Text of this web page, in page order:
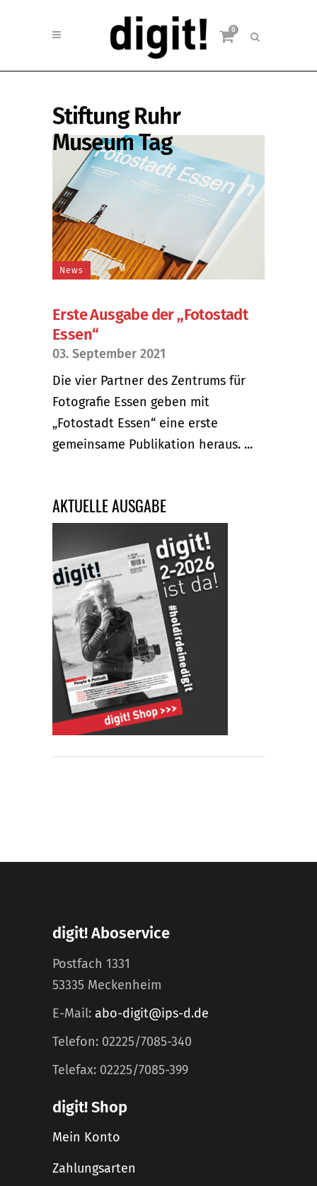
0
Stiftung Ruhr
Museum Tag
News
Erste Ausgabe der „Fotostadt
Essen“
03. September 2021
Die vier Partner des Zentrums für
Fotografie Essen geben mit
„Fotostadt Essen“ eine erste
gemeinsame Publikation heraus. ...
AKTUELLE AUSGABE
digit! Aboservice
Postfach 1331
53335 Meckenheim
E-Mail: abo-digit@ips-d.de
Telefon: 02225/7085-340
Telefax: 02225/7085-399
digit! Shop
Mein Konto
Zahlungsarten